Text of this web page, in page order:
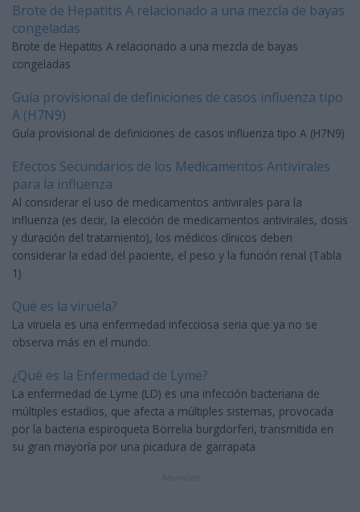
Brote de Hepatitis A relacionado a una mezcla de bayas
congeladas
Brote de Hepatitis A relacionado a una mezcla de bayas
congeladas
Guía provisional de definiciones de casos influenza tipo
A (H7N9)
Guía provisional de definiciones de casos influenza tipo A (H7N9)
Efectos Secundarios de los Medicamentos Antivirales
para la influenza
Al considerar el uso de medicamentos antivirales para la
influenza (es decir, la elección de medicamentos antivirales, dosis
y duración del tratamiento), los médicos clínicos deben
considerar la edad del paciente, el peso y la función renal (Tabla
1)
Qué es la viruela?
La viruela es una enfermedad infecciosa seria que ya no se
observa más en el mundo.
¿Qué es la Enfermedad de Lyme?
La enfermedad de Lyme (LD) es una infección bacteriana de
múltiples estadios, que afecta a múltiples sistemas, provocada
por la bacteria espiroqueta Borrelia burgdorferi, transmitida en
su gran mayoría por una picadura de garrapata